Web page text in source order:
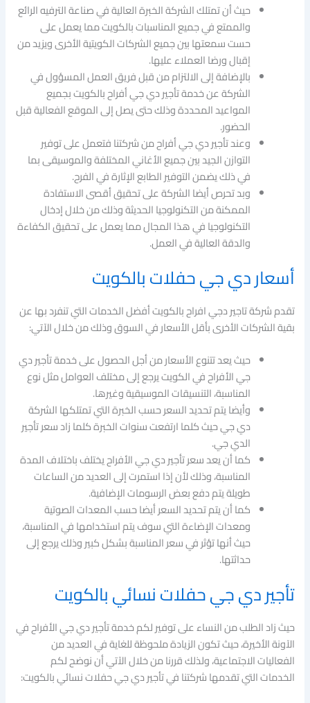
حيث أن تمتلك الشركة الخبرة العالية في صناعة الترفيه الرائع
والممتع في جميع المناسبات بالكويت مما يعمل على
حست سمعتها بين جميع الشركات الكويتية الأخرى ويزيد من
إقبال ورضا العملاء عليها.
بالإضافة إلى الالتزام من قبل فريق العمل المسؤول في
الشركة عن خدمة تأجير دي جي أفراح بالكويت بجميع
المواعيد المحددة وذلك حتى يصل إلى الموقع الفعالية قبل
الحضور.
وعند تأجير دي جي أفراح من شركتنا فتعمل على توفير
التوازن الجيد بين جميع الأغاني المختلفة والموسيقى بما
في ذلك يضمن التوفير الطابع الإثارة في الفرح.
وبد تحرص أيضا الشركة على تحقيق أقصى الاستفادة
الممكنة من التكنولوجيا الحديثة وذلك من خلال إدخال
التكنولوجيا في هذا المجال مما يعمل على تحقيق الكفاءة
والدقة العالية في العمل.
أسعار دي جي حفلات بالكويت
تقدم شركة تاجير دجي افراح بالكويت أفضل الخدمات التي تنفرد بها عن
بقية الشركات الأخرى بأقل الأسعار في السوق وذلك من خلال الآتي:
حيث يعد تتنوع الأسعار من أجل الحصول على خدمة تأجير دي
جي الأفراح في الكويت يرجع إلى مختلف العوامل مثل نوع
المناسبة، التنسيقات الموسيقية وغيرها.
وأيضا يتم تحديد السعر حسب الخبرة التي تمتلكها الشركة
دي جي حيث كلما ارتفعت سنوات الخبرة كلما زاد سعر تأجير
الدي جي.
كما أن يعد سعر تأجير دي جي الأفراح يختلف باختلاف المدة
المناسبة، وذلك لأن إذا استمرت إلى العديد من الساعات
طويلة يتم دفع بعض الرسومات الإضافية.
كما أن يتم تحديد السعر أيضا حسب المعدات الصوتية
ومعدات الإضاءة التي سوف يتم استخدامها في المناسبة،
حيث أنها تؤثر في سعر المناسبة بشكل كبير وذلك يرجع إلى
حداثتها.
تأجير دي جي حفلات نسائي بالكويت
حيث زاد الطلب من النساء على توفير لكم خدمة تأجير دي جي الأفراح في
الآونة الأخيرة، حيث تكون الزيادة ملحوظة للغاية في العديد من
الفعاليات الاجتماعية، ولذلك قررنا من خلال الآتي أن نوضح لكم
الخدمات التي تقدمها شركتنا في تأجير دي جي حفلات نسائي بالكويت: